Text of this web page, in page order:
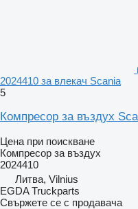
2024410 за влекач Scania
5
Компресор за въздух
Цена при поискване
Компресор за въздух
2024410
Литва, Vilnius
EGDA Truckparts
Свържете се с продавача